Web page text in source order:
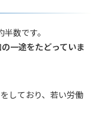
数です。
一途をたどっていま
しており、若い労働